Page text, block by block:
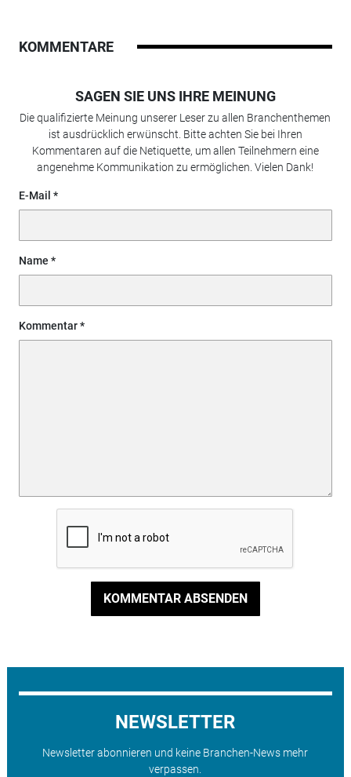
KOMMENTARE
SAGEN SIE UNS IHRE MEINUNG
Die qualifizierte Meinung unserer Leser zu allen Branchenthemen
ist ausdrücklich erwünscht. Bitte achten Sie bei Ihren
Kommentaren auf die Netiquette, um allen Teilnehmern eine
angenehme Kommunikation zu ermöglichen. Vielen Dank!
E-Mail
Name
Kommentar
KOMMENTAR ABSENDEN
NEWSLETTER
Newsletter abonnieren und keine Branchen-News mehr
verpassen.